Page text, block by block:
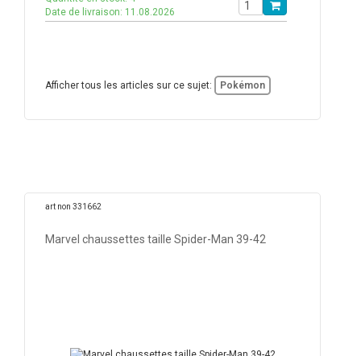
Date de livraison: 11.08.2026
Afficher tous les articles sur ce sujet: Pokémon
art non 331662
Marvel chaussettes taille Spider-Man 39-42